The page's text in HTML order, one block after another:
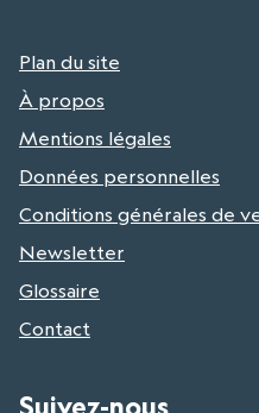
Plan du site
À propos
Mentions légales
Données personnelles
Conditions générales de
Newsletter
Glossaire
Contact